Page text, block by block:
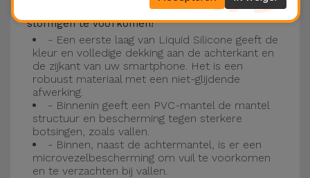
drielaagse constructie om ongelukken en
storingen te voorkomen!
- Een eerste laag van Liquid Silicone geeft de
kleur en volledige dekking aan de achterkant en
de zijkant van uw smartphone. Het is een
robuust materiaal met een niet-glijdende
afwerking.
- Binnenin geeft een PVC-mantel de mantel
structuur en bescherming tegen sterkere
botsingen, zoals vallen.
- Binnen, naast de achtermantel, is er een
microvezelbescherming om vuil te voorkomen
en te verzachten bij vallen.